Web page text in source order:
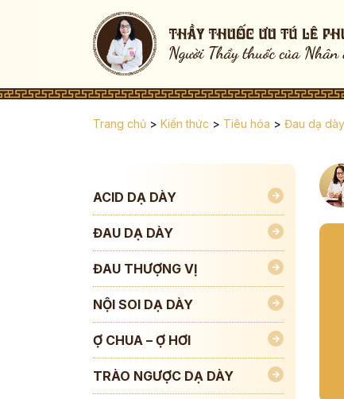
Trang chủ > Kiến thức > Tiêu hóa > Đau dạ dày
ACID DẠ DÀY
ĐAU DẠ DÀY
ĐAU THƯỢNG VỊ
NỘI SOI DẠ DÀY
Ợ CHUA – Ợ HƠI
TRÀO NGƯỢC DẠ DÀY